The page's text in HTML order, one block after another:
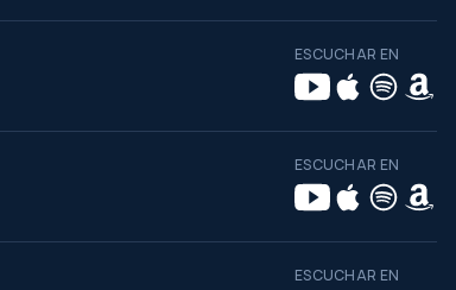
ESCUCHAR EN
ESCUCHAR EN
ESCUCHAR EN